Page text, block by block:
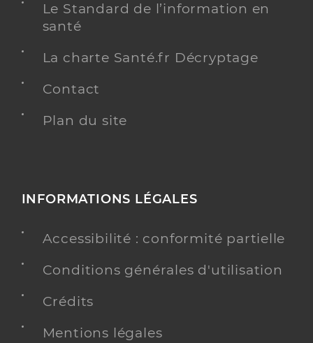
Le Standard de l’information en
santé
La charte Santé.fr Décryptage
Contact
Plan du site
INFORMATIONS LÉGALES
Accessibilité : conformité partielle
Conditions générales d'utilisation
Crédits
Mentions légales